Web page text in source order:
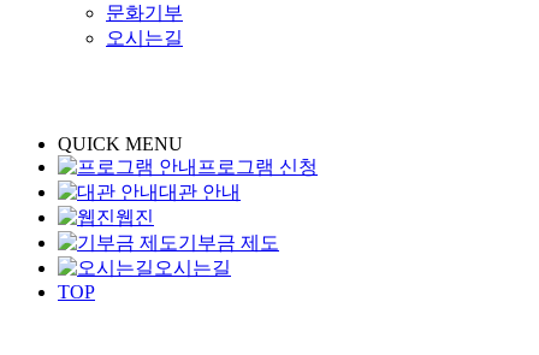
문화기부
오시는길
QUICK MENU
프로그램 신청
대관 안내
웹진
기부금 제도
오시는길
TOP